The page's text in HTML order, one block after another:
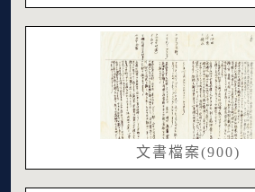
文書檔案(900)